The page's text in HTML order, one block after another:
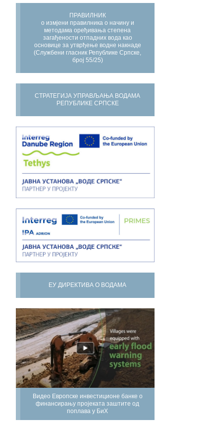
ПРАВИЛНИК
о измјени правилника о начину и
методама оређивања степена
загађености отпадних вода као
основице за утврђење водне накнаде
(Службени гласник Републике Српске,
број 55/25)
СТРАТЕГИЈА УПРАВЉАЊА ВОДАМА
РЕПУБЛИКЕ СРПСКЕ
ЕУ ДИРЕКТИВА О ВОДАМА
Видео Европске инвестиционе банке о
финансирању пројеката заштите од
поплава у БиХ